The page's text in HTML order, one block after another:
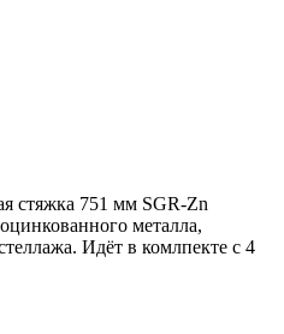
стяжка 751 мм SGR-Zn
металла,
Идёт в комлпекте с 4